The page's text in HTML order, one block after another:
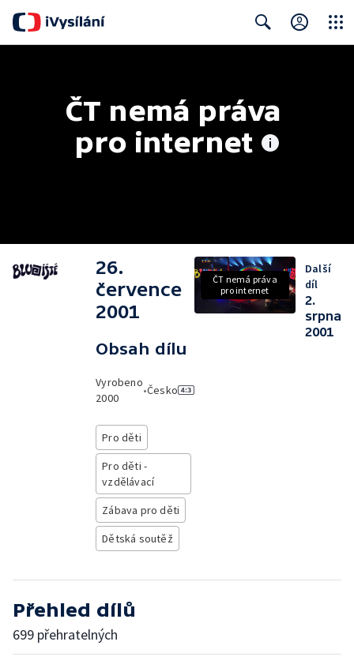
ČT nemá práva
pro internet
26.
července
2001
Obsah dílu
Vyrobeno
2000
•Česko
Pro děti
Pro děti -
vzdělávací
Zábava pro děti
Dětská soutěž
ČT nemá práva
pro internet
Další
díl
2.
srpna
2001
Přehled dílů
699 přehratelných